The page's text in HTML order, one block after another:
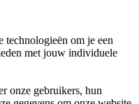
technologieën om je een
met jouw individuele
onze gebruikers, hun